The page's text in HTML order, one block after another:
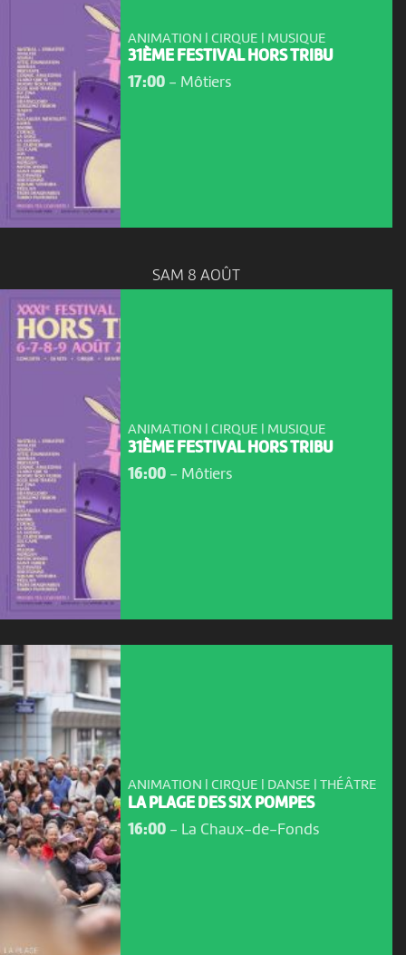
ANIMATION | CIRQUE | MUSIQUE
31ÈME FESTIVAL HORS TRIBU
17:00- Môtiers
SAM 8 AOÛT
ANIMATION | CIRQUE | MUSIQUE
31ÈME FESTIVAL HORS TRIBU
16:00- Môtiers
ANIMATION | CIRQUE | DANSE | THÉÂTRE
LA PLAGE DES SIX POMPES
16:00- La Chaux-de-Fonds